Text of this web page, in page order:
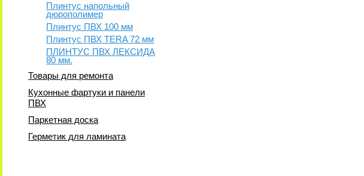
Плинтус напольный
дюрополимер
Плинтус ПВХ 100 мм
Плинтус ПВХ TERA 72 мм
ПЛИНТУС ПВХ ЛЕКСИДА
80 мм.
Товары для ремонта
Кухонные фартуки и панели
ПВХ
Паркетная доска
Герметик для ламината